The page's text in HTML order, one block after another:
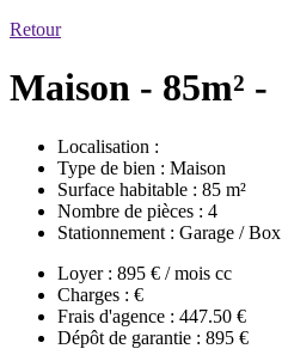
Retour
Maison - 85m² -
Localisation :
Type de bien : Maison
Surface habitable : 85 m²
Nombre de pièces : 4
Stationnement : Garage / Box
Loyer : 895 € / mois cc
Charges : €
Frais d'agence : 447.50 €
Dépôt de garantie : 895 €